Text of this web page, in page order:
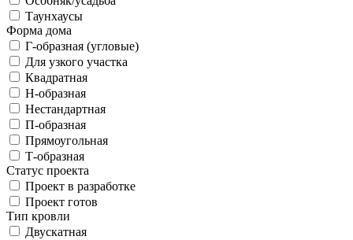
Таунхаусы
Форма дома
Г-образная (угловые)
Для узкого участка
Квадратная
Н-образная
Нестандартная
П-образная
Прямоугольная
Т-образная
Статус проекта
Проект в разработке
Проект готов
Тип кровли
Двускатная